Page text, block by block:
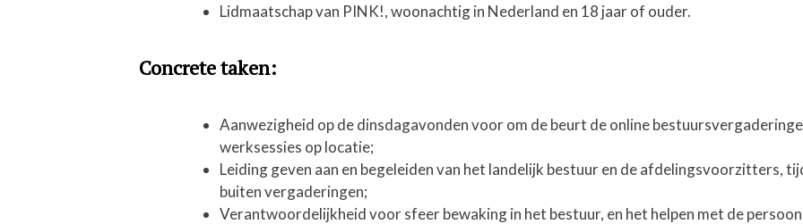
Lidmaatschap van PINK!, woonachtig in Nederland en 18 jaar of ouder.
Concrete taken:
Aanwezigheid op de dinsdagavonden voor om de beurt de online
werksessies op locatie;
Leiding geven aan en begeleiden van het landelijk bestuur en de afdelingsvoorzitters,
buiten vergaderingen;
Verantwoordelijkheid voor sfeer bewaking in het bestuur, en het helpen met de